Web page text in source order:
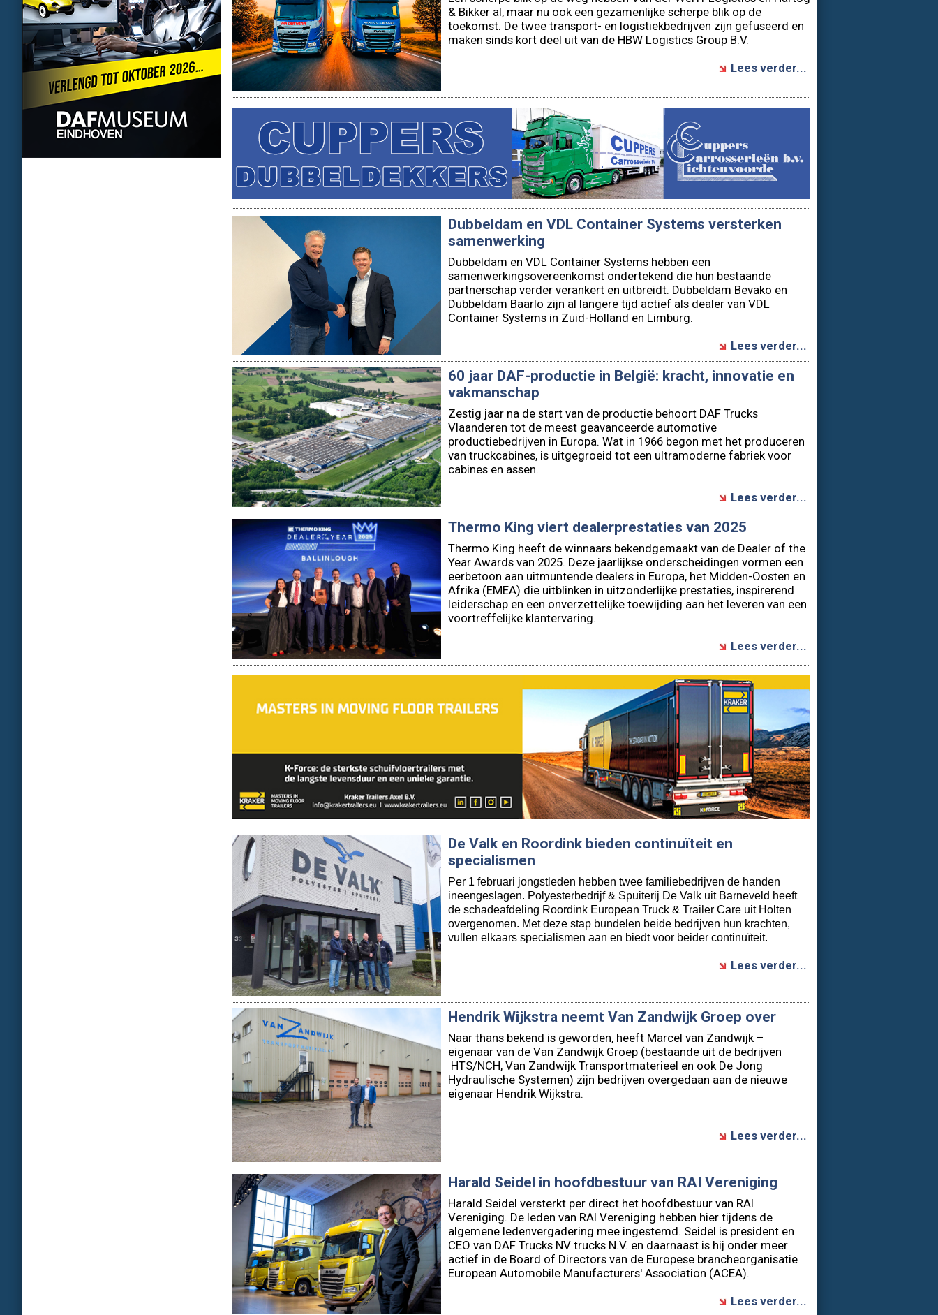
Lees verder...
Dubbeldam en VDL Container Systems versterken
samenwerking
samenwerkingsovereenkomst ondertekend die hun bestaande
partnerschap verder verankert en uitbreidt. Dubbeldam Bevako en
Dubbeldam Baarlo zijn al langere tijd actief als dealer van VDL
Container Systems in Zuid-Holland en Limburg.
Lees verder...
60 jaar DAF-productie in België: kracht, innovatie en
Zestig jaar na de start van de productie behoort DAF Trucks
Vlaanderen tot de meest geavanceerde automotive
productiebedrijven in Europa. Wat in 1966 begon met het produceren
van truckcabines, is uitgegroeid tot een ultramoderne fabriek voor
cabines en assen.
Lees verder...
Thermo King heeft de winnaars bekendgemaakt van de Dealer of the
Year Awards van 2025. Deze jaarlijkse onderscheidingen vormen een
eerbetoon aan uitmuntende dealers in Europa, het Midden-Oosten en
Afrika (EMEA) die uitblinken in uitzonderlijke prestaties, inspirerend
leiderschap en een onverzettelijke toewijding aan het leveren van een
voortreffelijke klantervaring.
Lees verder...
De Valk en Roordink bieden continuïteit en
specialismen
ineengeslagen. Polyesterbedrijf & Spuiterij De Valk uit Barneveld heeft
de schadeafdeling Roordink European Truck & Trailer Care uit Holten
overgenomen. Met deze stap bundelen beide bedrijven hun krachten,
vullen elkaars specialismen aan en biedt voor beider continuïteit.
Lees verder...
Hendrik Wijkstra neemt Van Zandwijk Groep over
eigenaar van de Van Zandwijk Groep (bestaande uit de bedrijven
HTS/NCH, Van Zandwijk Transportmaterieel en ook De Jong
Hydraulische Systemen) zijn bedrijven overgedaan aan de nieuwe
eigenaar Hendrik Wijkstra.
Lees verder...
Harald Seidel in hoofdbestuur van RAI Vereniging
Vereniging. De leden van RAI Vereniging hebben hier tijdens de
algemene ledenvergadering mee ingestemd. Seidel is president en
CEO van DAF Trucks NV trucks N.V. en daarnaast is hij onder meer
actief in de Board of Directors van de Europese brancheorganisatie
European Automobile Manufacturers'​ Association (ACEA).
Lees verder...